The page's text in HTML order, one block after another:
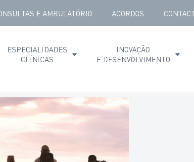
E AMBULATÓRIO ACORDOS
ESPECIALIDADES
CLÍNICAS
INOVAÇÃO
E DESENVOLVIMENTO